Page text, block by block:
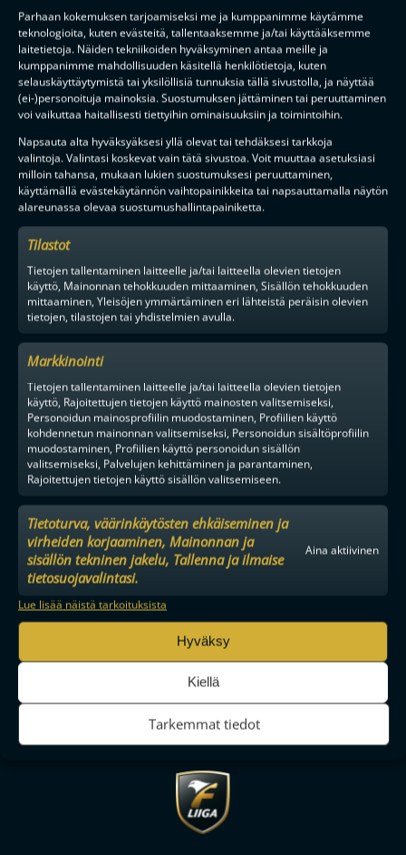
Parhaan kokemuksen tarjoamiseksi me ja kumppanimme käytämme
teknologioita, kuten evästeitä, tallentaaksemme ja/tai käyttääksemme
laitetietoja. Näiden tekniikoiden hyväksyminen antaa meille ja
kumppanimme mahdollisuuden käsitellä henkilötietoja, kuten
selauskäyttäytymistä tai yksilöllisiä tunnuksia tällä sivustolla, ja näyttää
(ei-)personoituja mainoksia. Suostumuksen jättäminen tai peruuttaminen
voi vaikuttaa haitallisesti tiettyihin ominaisuuksiin ja toimintoihin.
Napsauta alta hyväksyäksesi yllä olevat tai tehdäksesi tarkkoja
valintoja. Valintasi koskevat vain tätä sivustoa. Voit muuttaa asetuksiasi
milloin tahansa, mukaan lukien suostumuksesi peruuttaminen,
käyttämällä evästekäytännön vaihtopainikkeita tai napsauttamalla näytön
alareunassa olevaa suostumushallintapainiketta.
Tilastot
Tietojen tallentaminen laitteelle ja/tai laitteella olevien tietojen
käyttö, Mainonnan tehokkuuden mittaaminen, Sisällön tehokkuuden
mittaaminen, Yleisöjen ymmärtäminen eri lähteistä peräisin olevien
tietojen, tilastojen tai yhdistelmien avulla.
Markkinointi
Tietojen tallentaminen laitteelle ja/tai laitteella olevien tietojen
käyttö, Rajoitettujen tietojen käyttö mainosten valitsemiseksi,
Personoidun mainosprofiilin muodostaminen, Profiilien käyttö
kohdennetun mainonnan valitsemiseksi, Personoidun sisältöprofiilin
muodostaminen, Profiilien käyttö personoidun sisällön
valitsemiseksi, Palvelujen kehittäminen ja parantaminen,
Rajoitettujen tietojen käyttö sisällön valitsemiseen.
Tietoturva, väärinkäytösten ehkäiseminen ja
virheiden korjaaminen, Mainonnan ja
sisällön tekninen jakelu, Tallenna ja ilmaise
tietosuojavalintasi.
Aina aktiivinen
Lue lisää näistä tarkoituksista
Hyväksy
Kiellä
Tarkemmat tiedot
Saat kirjeen noin kerran kuukaudessa F-liigakauden alusta
ratkaisuhetkiin asti.
TILAA